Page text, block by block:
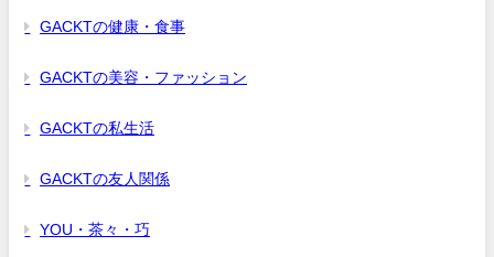
GACKTの健康・食事
GACKTの美容・ファッション
GACKTの私生活
GACKTの友人関係
YOU・茶々・巧